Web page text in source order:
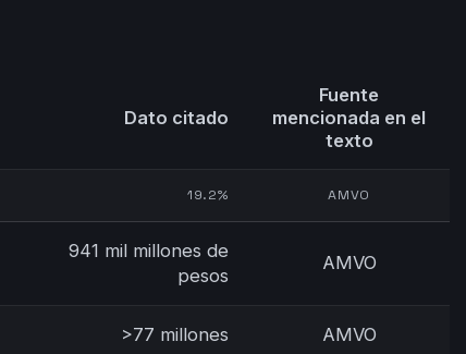
Dato citado
Fuente
mencionada en el
texto
19.2% AMVO
941 mil millones de
pesos
AMVO
>77 millones AMVO